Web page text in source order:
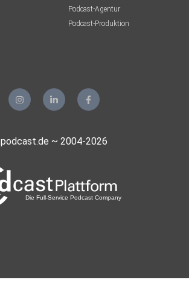
Podcast-Agentur
Podcast-Produktion
podcast.de ~ 2004-2026